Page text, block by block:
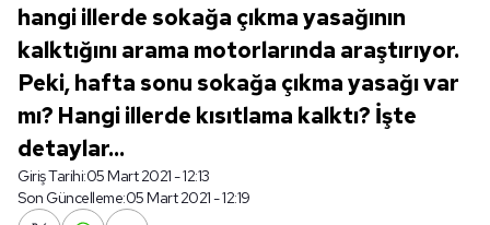
hangi illerde sokağa çıkma yasağının
kalktığını arama motorlarında araştırıyor.
Peki, hafta sonu sokağa çıkma yasağı var
mı? Hangi illerde kısıtlama kalktı? İşte
detaylar...
Giriş Tarihi:05 Mart 2021 - 12:13
Son Güncelleme:05 Mart 2021 - 12:19